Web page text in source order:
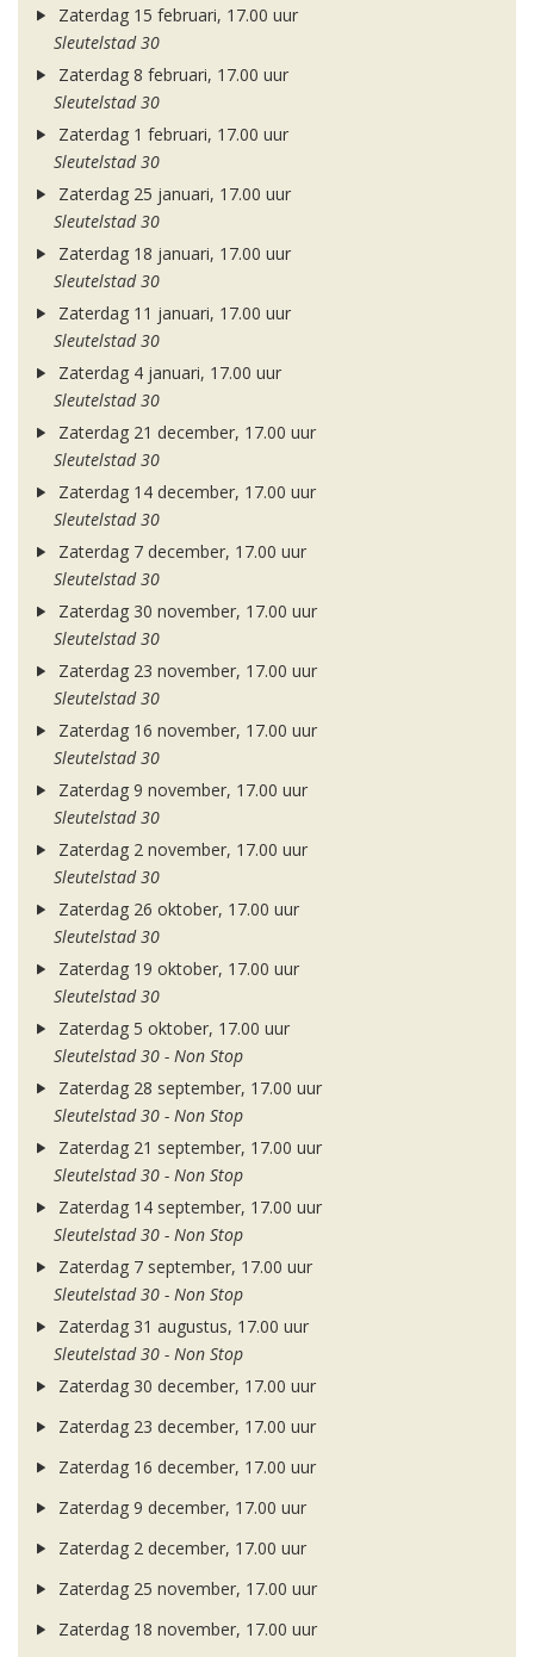
Zaterdag 15 februari, 17.00 uur
Sleutelstad 30
Zaterdag 8 februari, 17.00 uur
Sleutelstad 30
Zaterdag 1 februari, 17.00 uur
Sleutelstad 30
Zaterdag 25 januari, 17.00 uur
Sleutelstad 30
Zaterdag 18 januari, 17.00 uur
Sleutelstad 30
Zaterdag 11 januari, 17.00 uur
Sleutelstad 30
Zaterdag 4 januari, 17.00 uur
Sleutelstad 30
Zaterdag 21 december, 17.00 uur
Sleutelstad 30
Zaterdag 14 december, 17.00 uur
Sleutelstad 30
Zaterdag 7 december, 17.00 uur
Sleutelstad 30
Zaterdag 30 november, 17.00 uur
Sleutelstad 30
Zaterdag 23 november, 17.00 uur
Sleutelstad 30
Zaterdag 16 november, 17.00 uur
Sleutelstad 30
Zaterdag 9 november, 17.00 uur
Sleutelstad 30
Zaterdag 2 november, 17.00 uur
Sleutelstad 30
Zaterdag 26 oktober, 17.00 uur
Sleutelstad 30
Zaterdag 19 oktober, 17.00 uur
Sleutelstad 30
Zaterdag 5 oktober, 17.00 uur
Sleutelstad 30 - Non Stop
Zaterdag 28 september, 17.00 uur
Sleutelstad 30 - Non Stop
Zaterdag 21 september, 17.00 uur
Sleutelstad 30 - Non Stop
Zaterdag 14 september, 17.00 uur
Sleutelstad 30 - Non Stop
Zaterdag 7 september, 17.00 uur
Sleutelstad 30 - Non Stop
Zaterdag 31 augustus, 17.00 uur
Sleutelstad 30 - Non Stop
Zaterdag 30 december, 17.00 uur
Zaterdag 23 december, 17.00 uur
Zaterdag 16 december, 17.00 uur
Zaterdag 9 december, 17.00 uur
Zaterdag 2 december, 17.00 uur
Zaterdag 25 november, 17.00 uur
Zaterdag 18 november, 17.00 uur